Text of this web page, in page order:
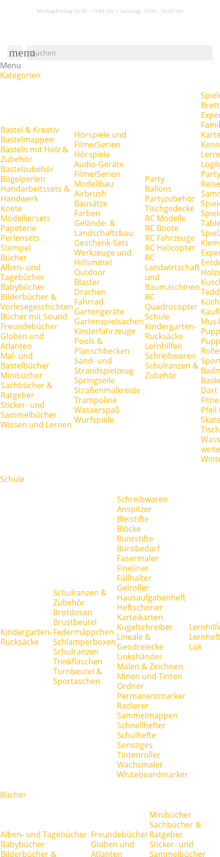
Montag-Freitag 10:00 - 19:00 Uhr | Samstag: 10:00 - 18:00 Uhr
menu
Menu
Kategorien
Bastel & Kreativ
Bastelmappen
Basteln mit Holz &
Zubehör
Bastelzubehör
Bügelperlen
Handarbeitssets &
Handwerk
Knete
Modelliersets
Papeterie
Perlensets
Stempel
Bücher
Alben- und
Tagebücher
Babybücher
Bilderbücher &
Vorlesegeschichten
Bücher mit Sound
Freundebücher
Globen und
Atlanten
Mal- und
Bastelbücher
Minibücher
Sachbücher &
Ratgeber
Sticker- und
Sammelbücher
Wissen und Lernen
Hörspiele und
Filme/Serien
Hörspiele
Audio-Geräte
Filme/Serien
Modellbau
Airbrush
Bausätze
Farben
Gelände- &
Landschaftsbau
Geschenk-Sets
Werkzeuge und
Hilfsmittel
Outdoor
Blaster
Drachen
Fahrrad
Gartengeräte
Gartenspielsachen
Kinderfahrzeuge
Pools &
Planschbecken
Sand- und
Strandspielzeug
Springseile
Straßenmalkreide
Trampoline
Wasserspaß
Wurfspiele
Party
Ballons
Partyzubehör
Tischgedecke
RC Modelle
RC Boote
RC Fahrzeuge
RC Helicopter
RC
Landwirtschaft
und
Baumaschinen
RC
Quadrocopter
Schule
Kindergarten-
Rucksäcke
Lernhilfen
Schreibwaren
Schulranzen &
Zubehör
Dart
Pfeil
Schule
Kindergarten-
Rucksäcke
Schulranzen &
Zubehör
Brotdosen
Brustbeutel
Federmäppchen
Schlamperboxen
Schulranzen
Trinkflaschen
Turnbeutel &
Sportaschen
Schreibwaren
Anspitzer
Bleistifte
Blöcke
Buntstifte
Bürobedarf
Fasermaler
Fineliner
Füllhalter
Gelroller
Hausaufgabenheft
Heftschoner
Karteikarten
Kugelschreiber
Lineale &
Geodreiecke
Linkshänder
Malen & Zeichnen
Minen und Tinten
Ordner
Permanentmarker
Radierer
Sammelmappen
Schnellhefter
Schulhefte
Sonstiges
Tintenroller
Wachsmaler
Whiteboardmarker
Lük
Bücher
Alben- und Tagebücher
Babybücher
Bilderbücher &
Freundebücher
Globen und
Atlanten
Minibücher
Sachbücher &
Ratgeber
Sticker- und
Sammelbücher